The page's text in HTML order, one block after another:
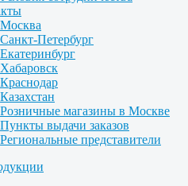
Москва
Санкт-Петербург
Екатеринбург
Хабаровск
Краснодар
Казахстан
Розничные магазины в Москве
Пункты выдачи заказов
Региональные представители